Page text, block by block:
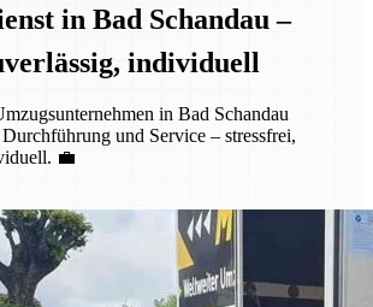
in Bad Schandau –
individuell
in Bad Schandau
und Service – stressfrei,
💼